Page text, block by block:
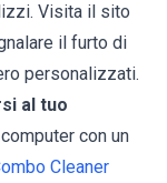
Visita il sito
il furto di
personalizzati.
al tuo
con un
Cleaner